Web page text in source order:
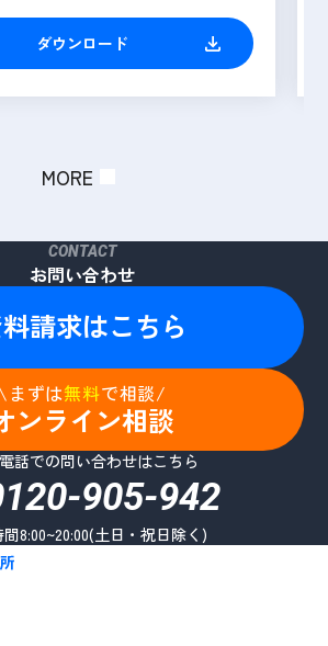
ダウンロード
MORE
CONTACT
お問い合わせ
請求はこちら
\まずは無料で相談/
ンライン相談
話での問い合わせはこちら
905-942
8:00~20:00(土日・祝日除く)